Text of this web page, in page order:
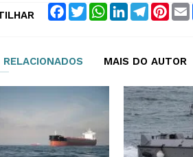
Facebook
TwitterWhatsApp
LinkedIn
MAIS DO AUTOR